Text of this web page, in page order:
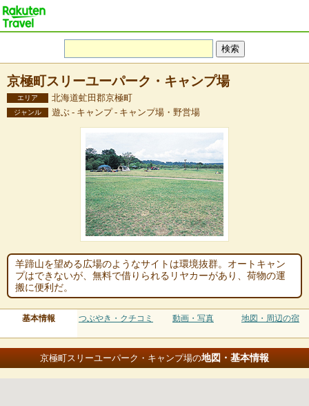
京極町スリーユーパーク・キャンプ場
エリア 北海道虻田郡京極町
ジャンル 遊ぶ - キャンプ - キャンプ場・野営場
羊蹄山を望める広場のようなサイトは環境抜群。オートキャン
プはできないが、無料で借りられるリヤカーがあり、荷物の運
搬に便利だ。
基本情報 つぶやき・クチコミ 動画・写真 地図・周辺の宿
京極町スリーユーパーク・キャンプ場の地図・基本情報